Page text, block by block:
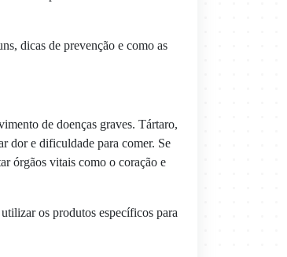
dicas de prevenção e como as
de doenças graves. Tártaro,
dor e dificuldade para comer. Se
órgãos vitais como o coração e
os produtos específicos para